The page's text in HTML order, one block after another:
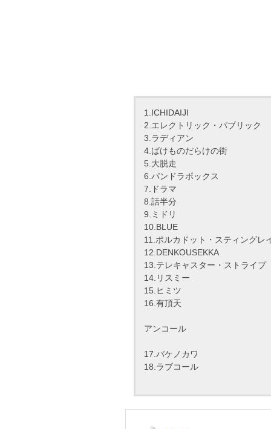
1.ICHIDAIJI
2.エレクトリック・パブリック
3.ラディアン
4.ばけものだらけの街
5.大脱走
6.パンドラボックス
7.ドラマ
8.話半分
9.ミドリ
10.BLUE
11.ポルカドット・スティングレ
12.DENKOUSEKKA
13.テレキャスター・ストライプ
14.リスミー
15.ヒミツ
16.有頂天
アンコール
17.バケノカワ
18.ラブコール